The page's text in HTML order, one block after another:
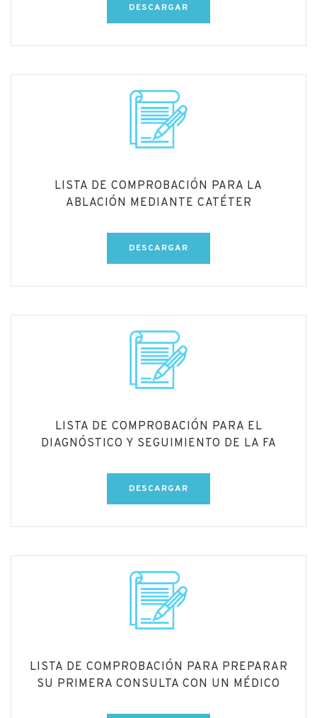
DESCARGAR
LISTA DE COMPROBACIÓN PARA LA
ABLACIÓN MEDIANTE CATÉTER
DESCARGAR
LISTA DE COMPROBACIÓN PARA EL
DIAGNÓSTICO Y SEGUIMIENTO DE LA FA
DESCARGAR
LISTA DE COMPROBACIÓN PARA PREPARAR
SU PRIMERA CONSULTA CON UN MÉDICO